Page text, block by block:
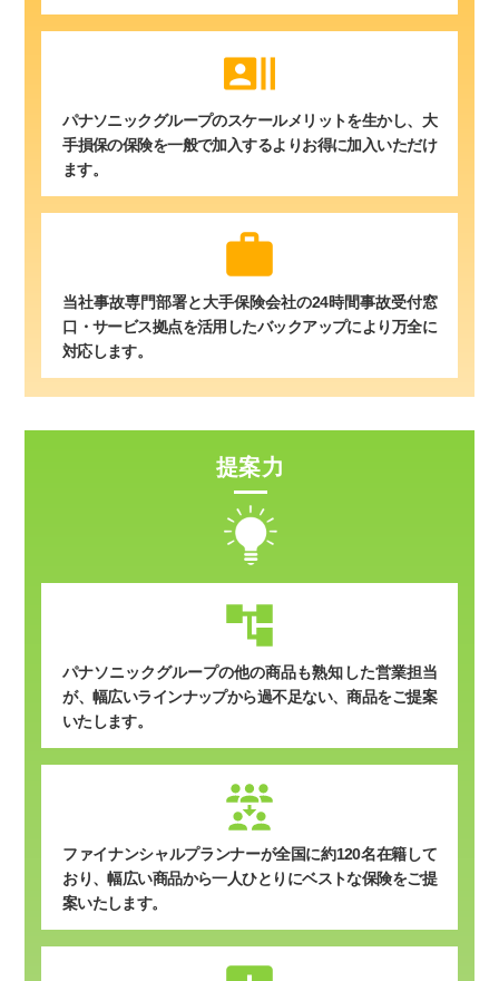
recent_actors
パナソニックグループのスケールメリットを生かし、大
手損保の保険を一般で加入するよりお得に加入いただけ
ます。
work
当社事故専門部署と大手保険会社の24時間事故受付窓
口・サービス拠点を活用したバックアップにより万全に
対応します。
提案力
パナソニックグループの他の商品も熟知した営業担当
が、幅広いラインナップから過不足ない、商品をご提案
いたします。
ファイナンシャルプランナーが全国に約120名在籍して
おり、幅広い商品から一人ひとりにベストな保険をご提
案いたします。